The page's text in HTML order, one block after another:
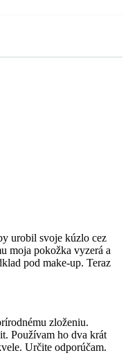
urobil svoje kúzlo cez
moja pokožka vyzerá a
pod make-up. Teraz
zloženiu.
Používam ho dva krát
Určite odporúčam.